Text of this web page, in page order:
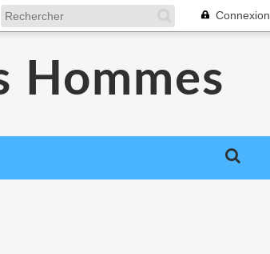
Connexion
Hommes